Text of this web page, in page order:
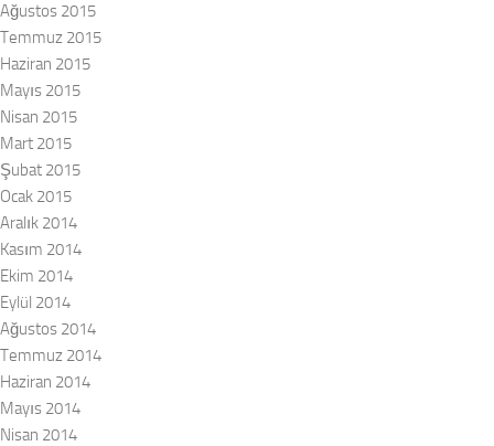
Ağustos 2015
Temmuz 2015
Haziran 2015
Mayıs 2015
Nisan 2015
Mart 2015
Şubat 2015
Ocak 2015
Aralık 2014
Kasım 2014
Ekim 2014
Eylül 2014
Ağustos 2014
Temmuz 2014
Haziran 2014
Mayıs 2014
Nisan 2014